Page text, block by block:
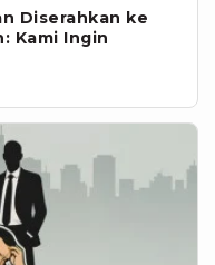
Diserahkan ke
Kami Ingin